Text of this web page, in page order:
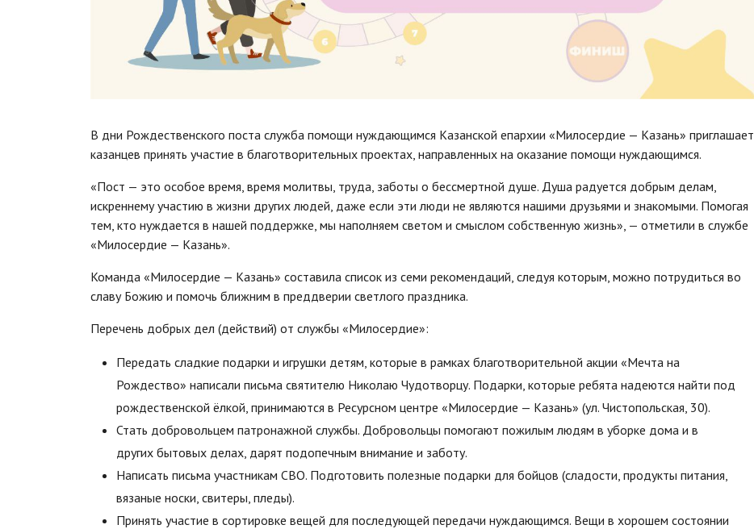
В дни Рождественского поста служба помощи нуждающимся Казанской епархии «Милосердие — Казань» приглашает
казанцев принять участие в благотворительных проектах, направленных на оказание помощи нуждающимся.
«Пост — это особое время, время молитвы, труда, заботы о бессмертной душе. Душа радуется добрым делам,
искреннему участию в жизни других людей, даже если эти люди не являются нашими друзьями и знакомыми. Помогая
тем, кто нуждается в нашей поддержке, мы наполняем светом и смыслом собственную жизнь», — отметили в службе
«Милосердие — Казань».
Команда «Милосердие — Казань» составила список из семи рекомендаций, следуя которым, можно потрудиться во
славу Божию и помочь ближним в преддверии светлого праздника.
Перечень добрых дел (действий) от службы «Милосердие»:
Передать сладкие подарки и игрушки детям, которые в рамках благотворительной акции «Мечта на
Рождество» написали письма святителю Николаю Чудотворцу. Подарки, которые ребята надеются найти под
рождественской ёлкой, принимаются в Ресурсном центре «Милосердие — Казань» (ул. Чистопольская, 30).
Стать добровольцем патронажной службы. Добровольцы помогают пожилым людям в уборке дома и в
других бытовых делах, дарят подопечным внимание и заботу.
Написать письма участникам СВО. Подготовить полезные подарки для бойцов (сладости, продукты питания,
вязаные носки, свитеры, пледы).
Принять участие в сортировке вещей для последующей передачи нуждающимся. Вещи в хорошем состоянии